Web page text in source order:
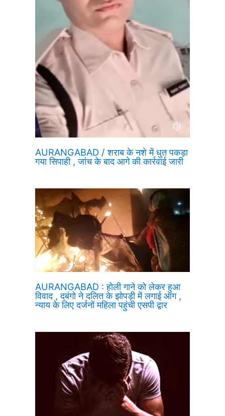
AURANGABAD / शराब के नशे में धुत पकड़ा
गया सिपाही , जांच के बाद आगे की कार्रवाई जारी
AURANGABAD : होली गाने को लेकर हुआ
विवाद , दबंगो ने दलित के झोपड़ी में लगाई आग ,
न्याय के लिए दर्जनों महिला पहुंची एसपी द्वार